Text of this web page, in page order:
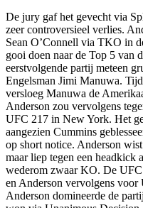
De jury gaf het gevecht via
zeer controversieel verlies.
Sean O’Connell via TKO in
gooi doen naar de Top 5 van
eerstvolgende partij meteen
Engelsman Jimi Manuwa.
versloeg Manuwa de
Anderson zou vervolgens
UFC 217 in New York. Het
aangezien Cummins
op short notice. Anderson
maar liep tegen een headkick
wederom zwaar KO. De UFC
en Anderson vervolgens
Anderson domineerde de